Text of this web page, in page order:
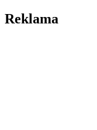
Reklama